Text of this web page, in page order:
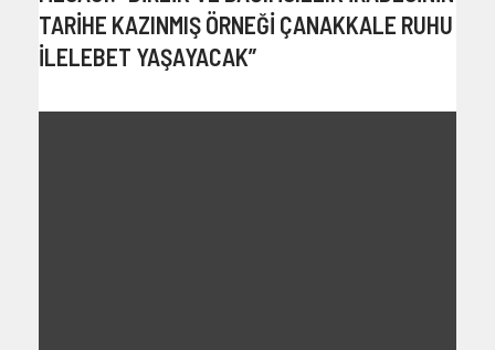
TARİHE KAZINMIŞ ÖRNEĞİ ÇANAKKALE RUHU
İLELEBET YAŞAYACAK”